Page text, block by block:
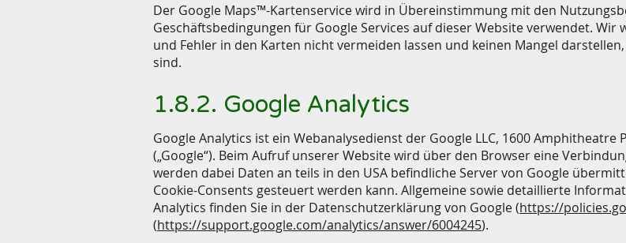
Der Google Maps™-Kartenservice wird in Übereinstimmung mit den
Geschäftsbedingungen für Google Services auf dieser Website verwendet. Wir
und Fehler in den Karten nicht vermeiden lassen und keinen Mangel
sind.
1.8.2. Google Analytics
Google Analytics ist ein Webanalysedienst der Google LLC, 1600 Amphitheatre
(„Google“). Beim Aufruf unserer Website wird über den Browser eine
werden dabei Daten an teils in den USA befindliche Server von Google
Cookie-Consents gesteuert werden kann. Allgemeine sowie detaillierte
Analytics finden Sie in der Datenschutzerklärung von Google (https://
(https://support.google.com/analytics/answer/6004245).